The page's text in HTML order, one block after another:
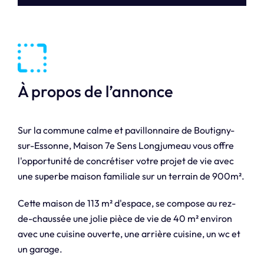
À propos de l’annonce
Sur la commune calme et pavillonnaire de Boutigny-
sur-Essonne, Maison 7e Sens Longjumeau vous offre
l'opportunité de concrétiser votre projet de vie avec
une superbe maison familiale sur un terrain de 900m².
Cette maison de 113 m² d'espace, se compose au rez-
de-chaussée une jolie pièce de vie de 40 m² environ
avec une cuisine ouverte, une arrière cuisine, un wc et
un garage.